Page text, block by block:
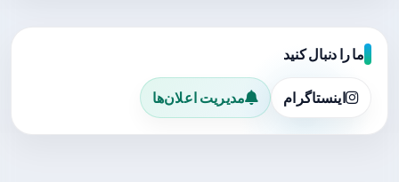
ما را دنبال کنید
اینستاگرام مدیریت اعلان‌ها